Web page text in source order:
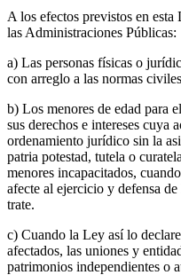
A los efectos previstos en
las Administraciones Públicas:
a) Las personas físicas o
con arreglo a las normas
b) Los menores de edad para
sus derechos e intereses cuya
ordenamiento jurídico sin la
patria potestad, tutela o
menores incapacitados,
afecte al ejercicio y defensa
trate.
c) Cuando la Ley así lo
afectados, las uniones y
patrimonios independientes o